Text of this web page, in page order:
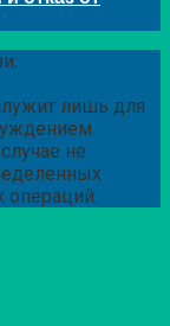
лишь для
не